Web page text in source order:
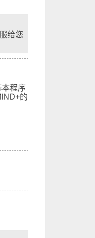
给您
本程序
的